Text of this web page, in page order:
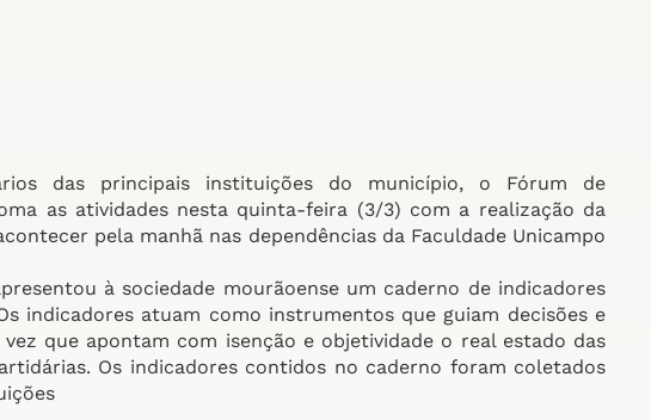
das principais instituições do município, o Fórum de
as atividades nesta quinta-feira (3/3) com a realização da
pela manhã nas dependências da Faculdade Unicampo
à sociedade mourãoense um caderno de indicadores
indicadores atuam como instrumentos que guiam decisões e
que apontam com isenção e objetividade o real estado das
Os indicadores contidos no caderno foram coletados